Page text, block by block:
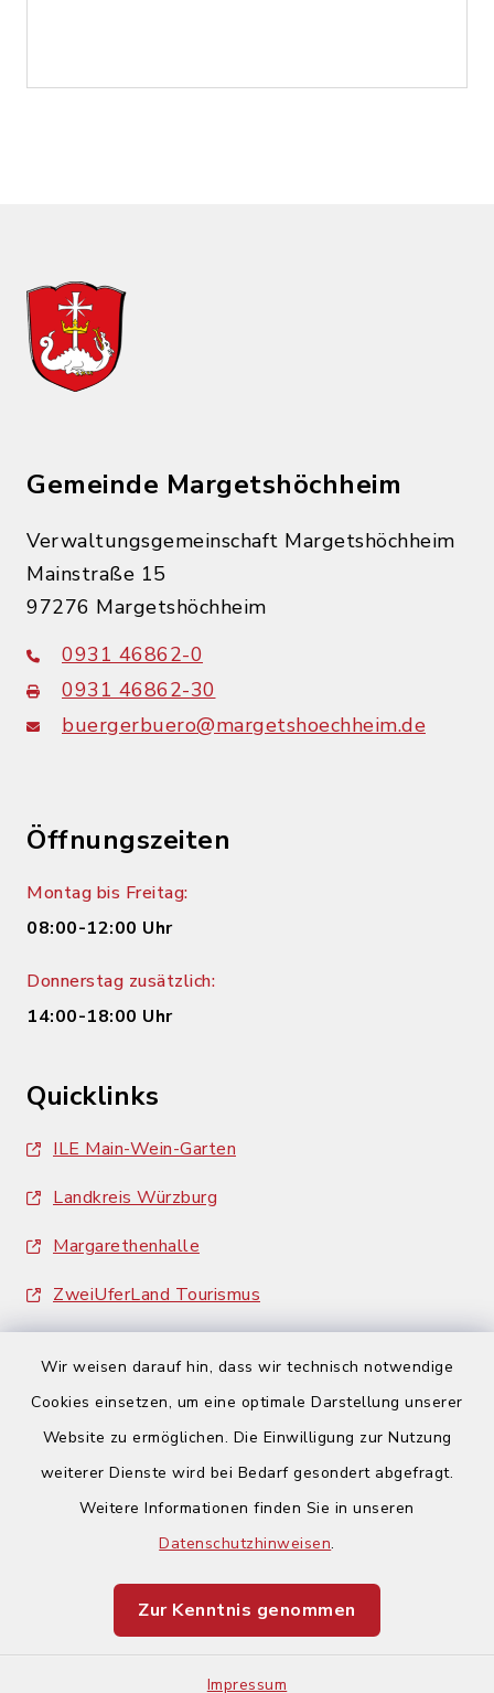
Wir weisen darauf hin, dass wir technisch notwendige
Cookies einsetzen, um eine optimale Darstellung unserer
Website zu ermöglichen. Die Einwilligung zur Nutzung
weiterer Dienste wird bei Bedarf gesondert abgefragt.
Weitere Informationen finden Sie in unseren
Datenschutzhinweisen.
Zur Kenntnis genommen
Impressum
Gemeinde Margetshöchheim
Verwaltungsgemeinschaft Margetshöchheim
Mainstraße 15
97276 Margetshöchheim
0931 46862-0
0931 46862-30
buergerbuero@margetshoechheim.de
Öffnungszeiten
Montag bis Freitag:
08:00-12:00 Uhr
Donnerstag zusätzlich:
14:00-18:00 Uhr
Quicklinks
ILE Main-Wein-Garten
Landkreis Würzburg
Margarethenhalle
ZweiUferLand Tourismus
Barrierefreiheit
Impressum
Sitemap